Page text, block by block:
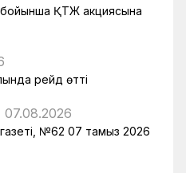
бойынша ҚТЖ акциясына
рейд өтті
07.08.2026
№62 07 тамыз 2026